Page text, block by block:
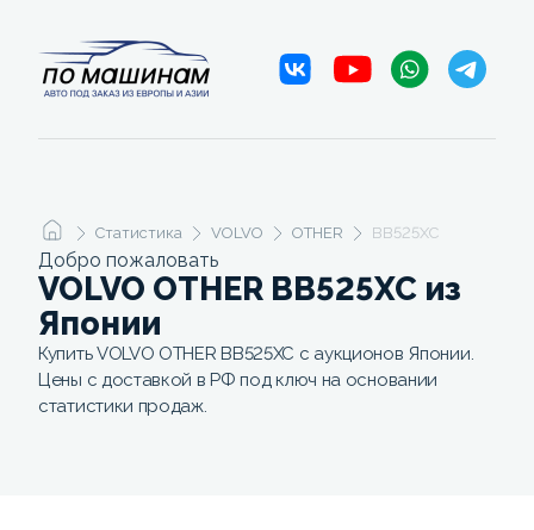
Статистика VOLVO OTHER BB525XC
Добро пожаловать
VOLVO OTHER BB525XC из
Японии
Купить VOLVO OTHER BB525XC с аукционов Японии.
Цены с доставкой в РФ под ключ на основании
статистики продаж.